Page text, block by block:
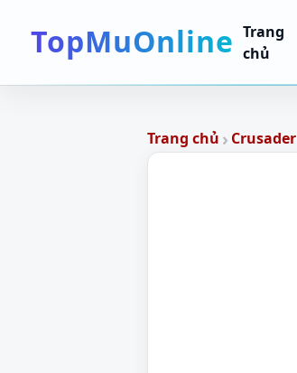
TopMuOnline Trang
chủ
Trang chủ › Crusader